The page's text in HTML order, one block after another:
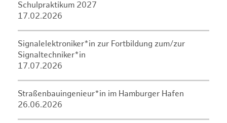
Schulpraktikum 2027
17.02.2026
Signalelektroniker*in zur Fortbildung zum/zur
Signaltechniker*in
17.07.2026
Straßenbauingenieur*in im Hamburger Hafen
26.06.2026